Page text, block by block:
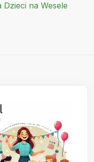
Dzieci na Wesele